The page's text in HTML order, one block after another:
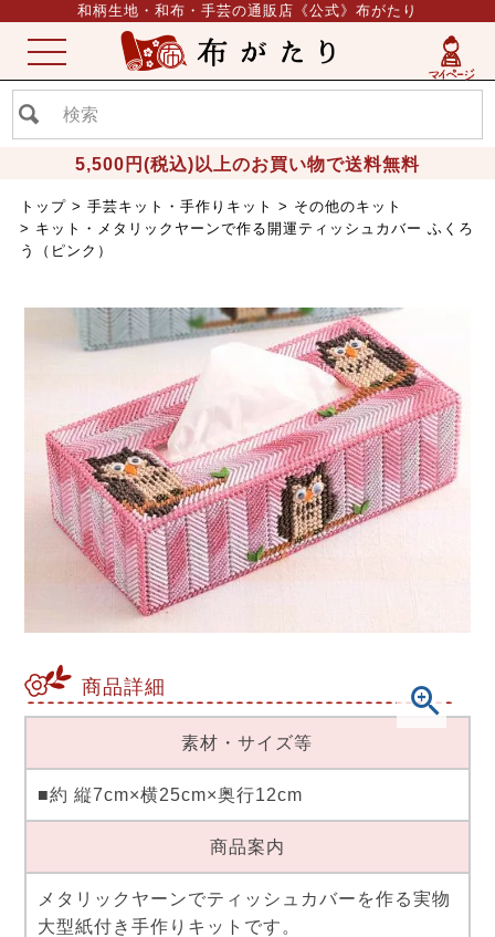
和柄生地・和布・手芸の通販店《公式》布がたり
5,500円(税込)以上のお買い物で送料無料
ME
NU
トップ 手芸キット・手作りキット
その他のキット
キット・メタリックヤーンで作る開運ティッシュカバー ふくろ
う（ピンク）
商品詳細
素材・サイズ等
■約 縦7cm×横25cm×奥行12cm
商品案内
メタリックヤーンでティッシュカバーを作る実物
大型紙付き手作りキットです。